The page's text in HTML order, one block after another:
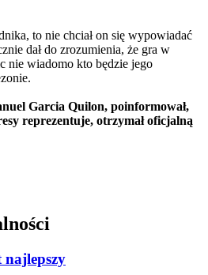
to nie chciał on się wypowiadać
dał do zrozumienia, że gra w
nie wiadomo kto będzie jego
Garcia Quilon, poinformował,
reprezentuje, otrzymał oficjalną
najlepszy